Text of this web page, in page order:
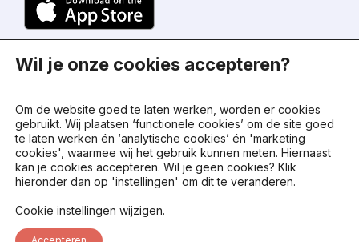
© 2024 - NiceDay Nederland
Wil je onze cookies accepteren?
Om de website goed te laten werken, worden er cookies
gebruikt. Wij plaatsen ‘functionele cookies’ om de site goed
te laten werken én ‘analytische cookies’ én 'marketing
cookies', waarmee wij het gebruik kunnen meten. Hiernaast
kan je cookies accepteren. Wil je geen cookies? Klik
hieronder dan op 'instellingen' om dit te veranderen.
Cookie instellingen wijzigen.